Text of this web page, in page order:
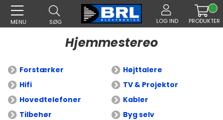
MENU SØG LOG IND PRODUKTER
Hjemmestereo
Forstærker
Højttalere
Hifi
TV & Projektor
Hovedtelefoner
Kabler
Tilbehør
Byg selv